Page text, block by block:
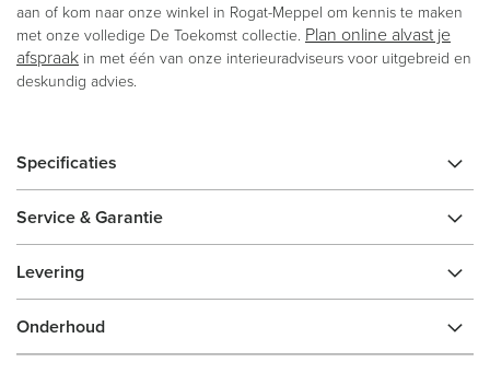
aan of kom naar onze winkel in Rogat-Meppel om kennis te maken
met onze volledige De Toekomst collectie. Plan online alvast je
afspraak in met één van onze interieuradviseurs voor uitgebreid en
deskundig advies.
Specificaties
Service & Garantie
Levering
Onderhoud